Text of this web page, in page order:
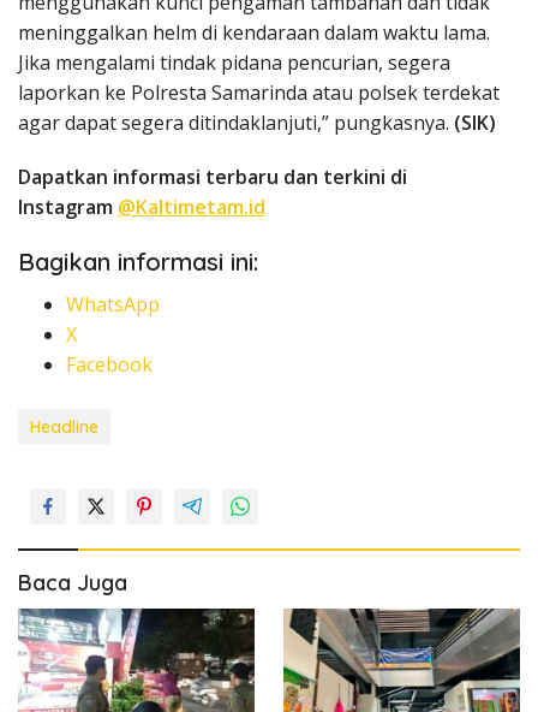
meninggalkan helm di kendaraan dalam waktu lama.
Jika mengalami tindak pidana pencurian, segera
laporkan ke Polresta Samarinda atau polsek terdekat
agar dapat segera ditindaklanjuti,” pungkasnya. (SIK)
Dapatkan informasi terbaru dan terkini di
Instagram @Kaltimetam.id
Bagikan informasi ini:
WhatsApp
X
Facebook
Headline
Baca Juga